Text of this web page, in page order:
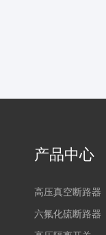
产品中心
高压真空断路器
六氟化硫断路器